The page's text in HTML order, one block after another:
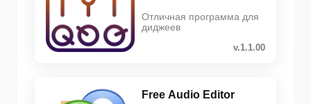
Отличная программа для
диджеев
v.1.1.00
Free Audio Editor